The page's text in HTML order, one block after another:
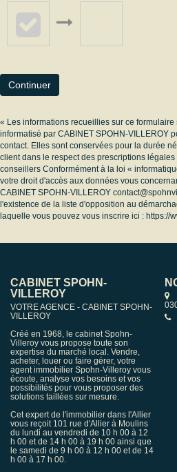
Continuer
« Les informations recueillies sur ce
informatisé par CABINET SPOHN-VILLEROY
contact. Elles sont conservées pour la durée
client dans le respect des prescriptions
conseillers Conformément à la loi «
votre droit d'accès aux données vous
CABINET SPOHN-VILLEROY
l'existence de la liste d'opposition au
laquelle vous pouvez vous inscrire ici : https://
CABINET SPOHN-
VILLEROY
VOTRE AGENCE - CABINET SPOHN-
VILLEROY
Créé en 1968, le cabinet Spohn-
Villeroy vous propose toute son
expertise du marché local. Vendre,
acheter, louer ou faire gérer, votre
agent immobilier Spohn-Villeroy vous
écoute, analyse vos besoins et vos
possibilités pour vous proposer des
solutions taillées sur mesure.
Cet expert de l'immobilier dans l'Allier
vous reçoit 101 rue d'Allier à Moulins
du lundi au vendredi de 10 h 00 à 12
h 00 et de 14 h 00 à 19 h 00 ainsi que
le samedi de 9 h 00 à 12 h 00 et de 14
h 00 à 17 h 00.